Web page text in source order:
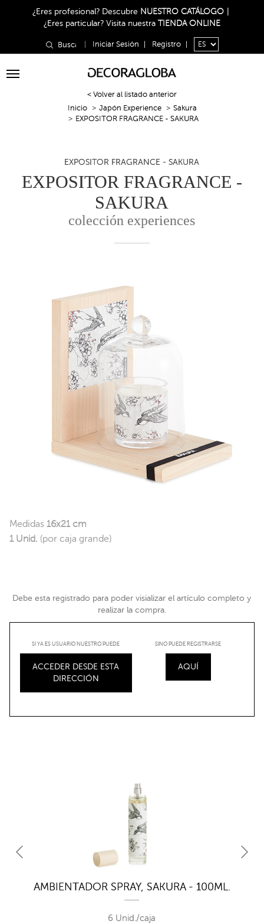
¿Eres profesional? Descubre NUESTRO CATÁLOGO
¿Eres particular? Visita nuestra TIENDA ONLINE
Iniciar Sesión Registro
Toggle
< Volver al listado anterior
Inicio
Japón Experience
Sakura
EXPOSITOR FRAGRANCE - SAKURA
EXPOSITOR FRAGRANCE - SAKURA
EXPOSITOR FRAGRANCE -
SAKURA
colección experiences
Medidas 16x21 cm
1 Unid. (por caja grande)
Debe esta registrado para poder visializar el artículo completo y
realizar la compra.
SI YA ES USUARIO NUESTRO PUEDE
ACCEDER DESDE ESTA
DIRECCIÓN
SINO PUEDE REGISTRARSE
AQUÍ
AMBIENTADOR SPRAY, SAKURA - 100ML.
6 Unid./caja